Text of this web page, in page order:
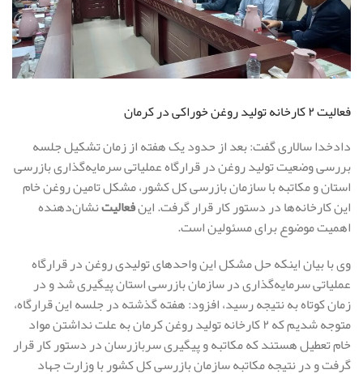
فعالیت ۲ کارخانه تولید روغن خوراکی در کرمان
دادخدا سالاری گفت: بعد از حدود یک هفته از زمان تشکیل جلسه
بررسی وضعیت تولید روغن در قرارگاه عملیاتی سرمایه‌گذاری بازرسی
استان و مکاتبه با سازمان بازرسی کل کشور، مشکل تامین روغن خام
این کارخانه‌ها در دستور کار قرار گرفت. اینفعالیتنشان‌دهنده
اهمیت موضوع برای مسئولین است.
وی با بیان اینکه حل مشکل این واحدهای تولیدی روغن در قرارگاه
عملیاتی سرمایه‌گذاری در سازمان بازرسی استان پیگیری شد و در
زمان کوتاه به نتیجه رسید، افزود: هفته گذشته در جلسه این قرارگاه،
متوجه شدیم که ۲ کارخانه تولید روغن کرمان به علت نداشتن مواد
خام تعطیل هستند که مکاتبه و پیگیری سربازرسان در دستور کار قرار
گرفت و در نتیجه مکاتبه سازمان بازرسی کل کشور با وزارت جهاد